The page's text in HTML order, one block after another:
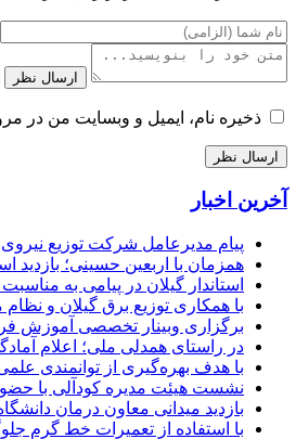
ارسال نظر
ذخیره نام، ایمیل و وبسایت من در
آخرین اخبار
پیام مدیرعامل شركت توزیع نیروی
همزمان با اربعین حسینی؛ بازدید
استاندار گیلان در پیامی به
با همکاری توزیع برق گیلان و
برگزاری وبینار تخصصی آموزش
در راستای همدلی ملی؛ اعلام
با هدف بهره‌گیری از توانمندی
نشست هیئت مدیره کودآلی با
بازدید میدانی معاون درمان
با استفاده از تعمیرات خط گرم جلوگیری بیش از ۱۹ درصدی از